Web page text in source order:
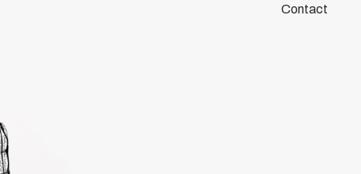
Contact